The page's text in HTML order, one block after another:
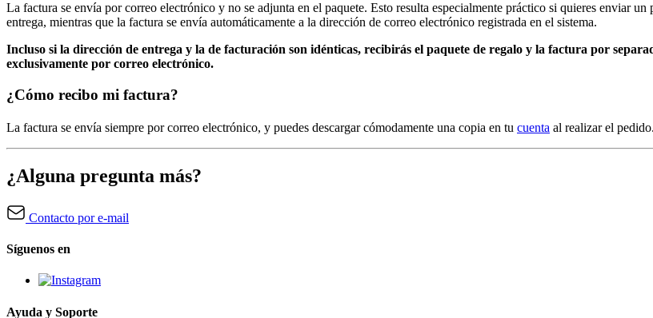
La factura se envía por correo electrónico y no se adjunta en el paquete. Esto resulta especialmente práctico si quieres enviar
entrega, mientras que la factura se envía automáticamente a la dirección de correo electrónico registrada en el sistema.
Incluso si la dirección de entrega y la de facturación son idénticas, recibirás el paquete de regalo y la factura por
exclusivamente por correo electrónico.
¿Cómo recibo mi factura?
La factura se envía siempre por correo electrónico, y puedes descargar cómodamente una copia en tu cuenta al realizar el pedido.
¿Alguna pregunta más?
Contacto por e-mail
Síguenos en
Ayuda y Soporte